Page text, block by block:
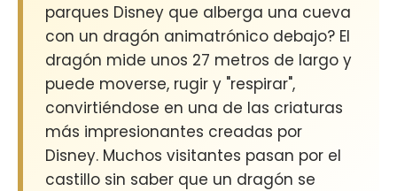
parques Disney que alberga una cueva
con un dragón animatrónico debajo? El
dragón mide unos 27 metros de largo y
puede moverse, rugir y "respirar",
convirtiéndose en una de las criaturas
más impresionantes creadas por
Disney. Muchos visitantes pasan por el
castillo sin saber que un dragón se